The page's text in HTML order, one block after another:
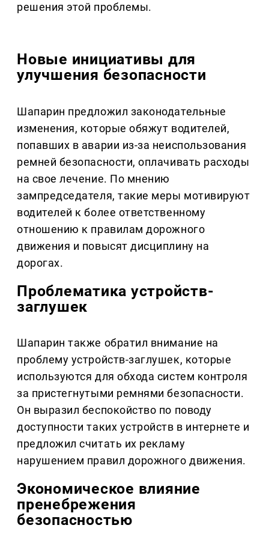
решения этой проблемы.
Новые инициативы для
улучшения безопасности
Шапарин предложил законодательные
изменения, которые обяжут водителей,
попавших в аварии из-за неиспользования
ремней безопасности, оплачивать расходы
на свое лечение. По мнению
зампредседателя, такие меры мотивируют
водителей к более ответственному
отношению к правилам дорожного
движения и повысят дисциплину на
дорогах.
Проблематика устройств-
заглушек
Шапарин также обратил внимание на
проблему устройств-заглушек, которые
используются для обхода систем контроля
за пристегнутыми ремнями безопасности.
Он выразил беспокойство по поводу
доступности таких устройств в интернете и
предложил считать их рекламу
нарушением правил дорожного движения.
Экономическое влияние
пренебрежения
безопасностью